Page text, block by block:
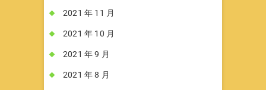
2021 年 11 月
2021 年 10 月
2021 年 9 月
2021 年 8 月